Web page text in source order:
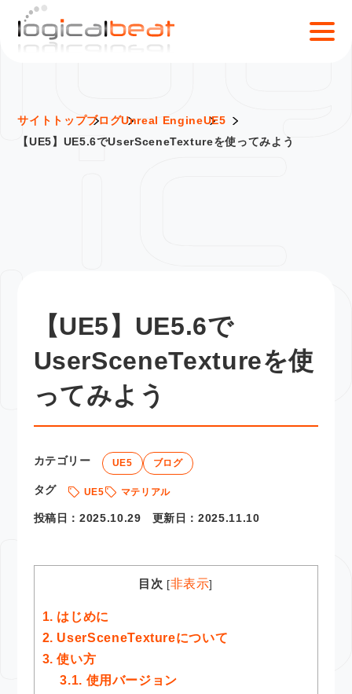
サイトトップブログUnreal EngineUE5
【UE5】UE5.6でUserSceneTextureを使ってみよう
【UE5】UE5.6で
UserSceneTextureを使
ってみよう
カテゴリー UE5 ブログ
タグ UE5 マテリアル
投稿日：2025.10.29 更新日：2025.11.10
目次 [非表示]
1. はじめに
2. UserSceneTextureについて
3. 使い方
3.1. 使用バージョン